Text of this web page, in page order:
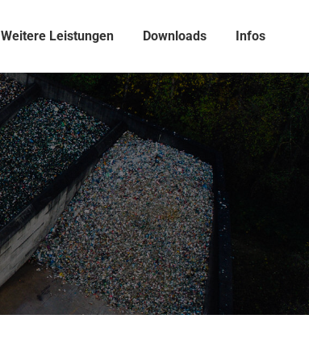
Weitere Leistungen Downloads Infos